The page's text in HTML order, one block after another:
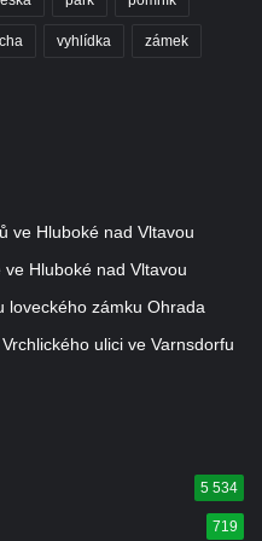
na hřbitově
v
na
vyhlídka zámek
ve Hluboké nad Vltavou
Hluboké nad Vltavou
loveckého zámku Ohrada
ulici ve Varnsdorfu
5 534
719